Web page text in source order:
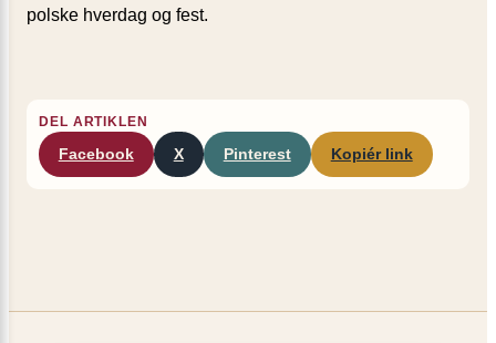
polske hverdag og fest.
DEL ARTIKLEN
Facebook X Pinterest Kopiér link